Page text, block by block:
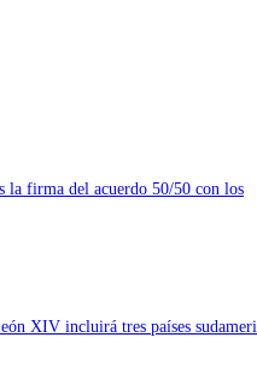
la firma del acuerdo 50/50 con los
XIV incluirá tres países